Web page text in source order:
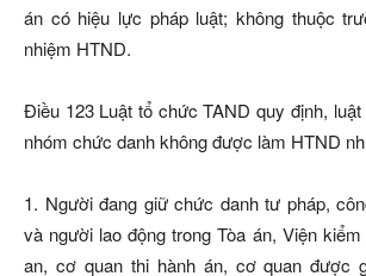
án có hiệu lực pháp luật; không thuộc
nhiệm HTND.
Điều 123 Luật tổ chức TAND quy định,
nhóm chức danh không được làm HTND
1. Người đang giữ chức danh tư pháp,
và người lao động trong Tòa án, Viện
an, cơ quan thi hành án, cơ quan được